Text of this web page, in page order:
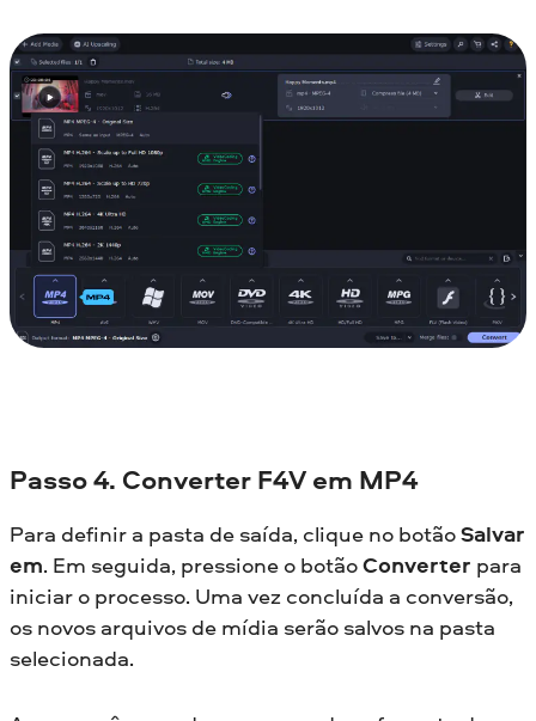
Passo 4. Converter F4V em MP4
Para definir a pasta de saída, clique no botãoSalvar
em. Em seguida, pressione o botãoConverter para
iniciar o processo. Uma vez concluída a conversão,
os novos arquivos de mídia serão salvos na pasta
selecionada.